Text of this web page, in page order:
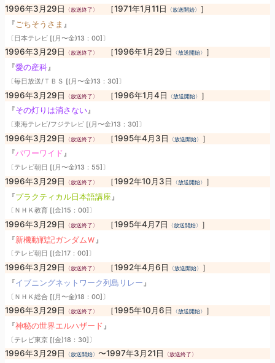
1996年3月29日 〈放送終了〉 ［1971年1月11日 〈放送開始〉
］
『 ごちそうさま 』
〔日本テレビ [(月〜金)13：00]〕
1996年3月29日 〈放送終了〉 ［1996年1月29日 〈放送開始〉
］
『愛の産科』
〔毎日放送/ＴＢＳ [(月〜金)13：30]〕
1996年3月29日 〈放送終了〉 ［1996年1月4日 〈放送開始〉
］
『その灯りは消さない』
〔東海テレビ/フジテレビ [(月〜金)13：30]〕
1996年3月29日 〈放送終了〉 ［1995年4月3日 〈放送開始〉
］
『パワーワイド』
〔テレビ朝日 [(月〜金)13：55]〕
1996年3月29日 〈放送終了〉 ［1992年10月3日 〈放送開始〉
］
『プラクティカル日本語講座』
〔ＮＨＫ教育 [(金)15：00]〕
1996年3月29日 〈放送終了〉 ［1995年4月7日 〈放送開始〉
］
『新機動戦記ガンダムＷ 』
〔テレビ朝日 [(金)17：00]〕
1996年3月29日 〈放送終了〉 ［1992年4月6日 〈放送開始〉
］
『イブニングネットワーク列島リレー 』
〔ＮＨＫ総合 [(月〜金)18：00]〕
1996年3月29日 〈放送終了〉 ［1995年10月6日 〈放送開始〉
］
『神秘の世界エルハザード 』
〔テレビ東京 [(金)18：30]〕
1996年3月29日 〈放送開始〉 〜1997年3月21日 〈放送終了〉